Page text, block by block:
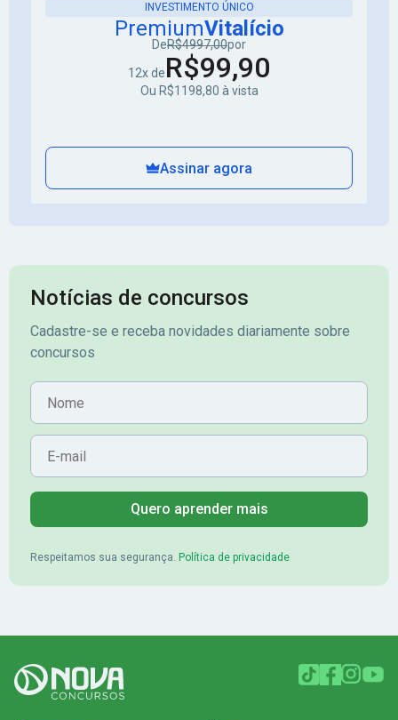
INVESTIMENTO ÚNICO
PremiumVitalício
DeR$4997,00por
12x deR$99,90
Ou R$1198,80 à vista
Assinar agora
Notícias de concursos
Cadastre-se e receba novidades diariamente sobre
concursos
Nome
E-mail
Quero aprender mais
Respeitamos sua segurança. Política de privacidade